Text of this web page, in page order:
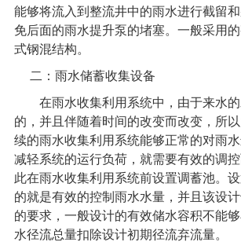
能够将流入到整流井中的雨水进行截留
免后面的雨水提升泵的堵塞。一般采用
式钢混结构。
二：雨水储蓄收集设备
在雨水收集利用系统中，由于来水
的，并且伴随着时间的改变而改变，所
续的雨水收集利用系统能够正常的对雨水
减轻系统的运行负荷，就需要有效的调
此在雨水收集利用系统前设置调蓄池。
的就是有效的控制雨水水量，并且该设
的要求，一般设计的有效储水容积不能
水径流总量扣除设计初期径流弃流量。